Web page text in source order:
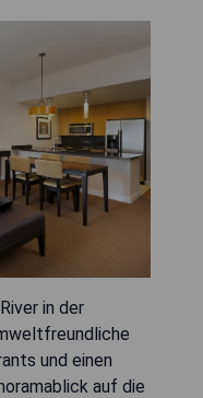
in der
und einen
auf die